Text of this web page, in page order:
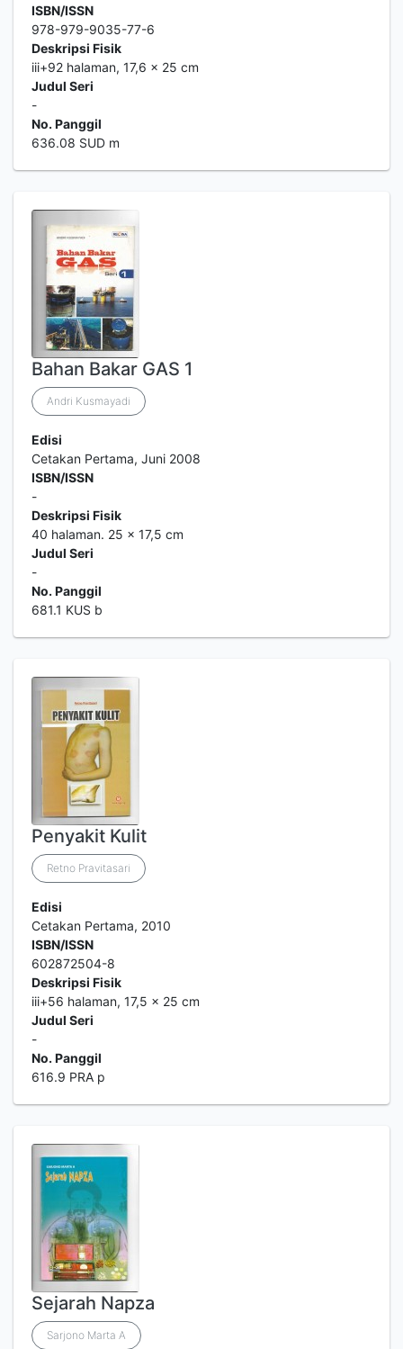
ISBN/ISSN
978-979-9035-77-6
Deskripsi Fisik
iii+92 halaman, 17,6 x 25 cm
Judul Seri
-
No. Panggil
636.08 SUD m
Bahan Bakar GAS 1
Andri Kusmayadi
Edisi
Cetakan Pertama, Juni 2008
ISBN/ISSN
-
Deskripsi Fisik
40 halaman. 25 x 17,5 cm
Judul Seri
-
No. Panggil
681.1 KUS b
Penyakit Kulit
Retno Pravitasari
Edisi
Cetakan Pertama, 2010
ISBN/ISSN
602872504-8
Deskripsi Fisik
iii+56 halaman, 17,5 x 25 cm
Judul Seri
-
No. Panggil
616.9 PRA p
Sejarah Napza
Sarjono Marta A